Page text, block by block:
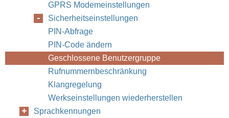
GPRS Modemeinstellungen
Sicherheitseinstellungen
PIN-Abfrage
PIN-Code ändern
Geschlossene Benutzergruppe
Rufnummernbeschränkung
Klangregelung
Werkseinstellungen wiederherstellen
Sprachkennungen